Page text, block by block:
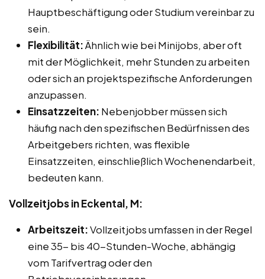
Hauptbeschäftigung oder Studium vereinbar zu
sein.
Flexibilität:Ähnlich wie bei Minijobs, aber oft
mit der Möglichkeit, mehr Stunden zu arbeiten
oder sich an projektspezifische Anforderungen
anzupassen.
Einsatzzeiten: Nebenjobber müssen sich
häufig nach den spezifischen Bedürfnissen des
Arbeitgebers richten, was flexible
Einsatzzeiten, einschließlich Wochenendarbeit,
bedeuten kann.
Vollzeitjobs in Eckental, M:
Arbeitszeit:Vollzeitjobs umfassen in der Regel
eine 35- bis 40-Stunden-Woche, abhängig
vom Tarifvertrag oder den